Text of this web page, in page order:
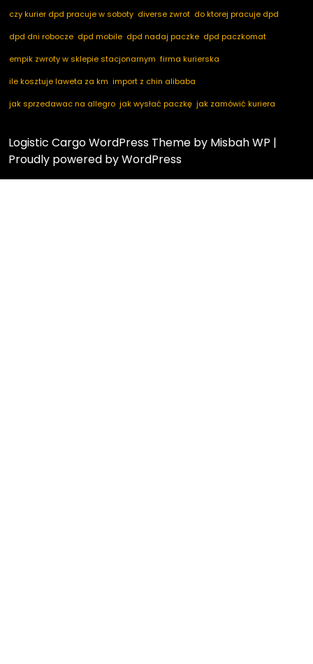
czy kurier dpd pracuje w soboty diverse zwrot do ktorej pracuje dpd
dpd dni robocze dpd mobile dpd nadaj paczke dpd paczkomat
empik zwroty w sklepie stacjonarnym firma kurierska
ile kosztuje laweta za km import z chin alibaba
jak sprzedawac na allegro jak wysłać paczkę jak zamówić kuriera
marketplace ogłoszenia
nadaj paczkę dpd
notino zwroty paczkomaty dpd
pakuten zwrot
Logistic Cargo WordPress Theme by Misbah WP |
Proudly powered by WordPress